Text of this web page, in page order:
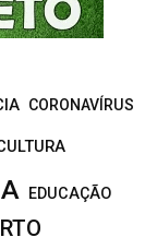
CORONAVÍRUS
EDUCAÇÃO